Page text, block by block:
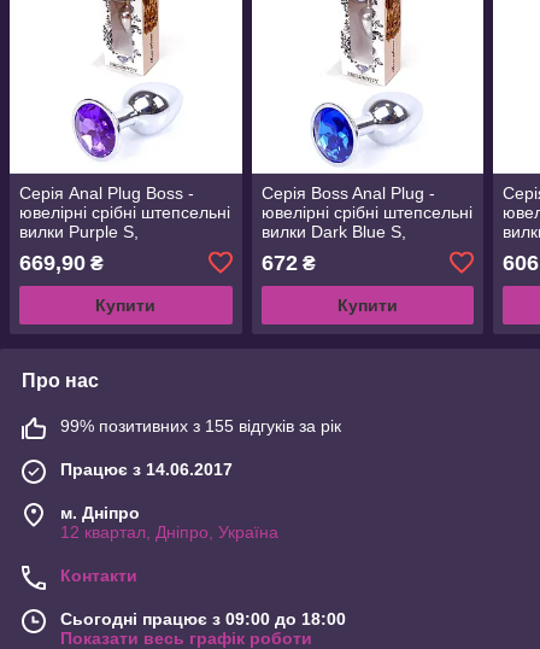
Серія Anal Plug Boss -
ювелірні срібні штепсельні
вилки Purple S,
669,90 ₴
Купити
Серія Boss Anal Plug -
ювелірні срібні штепсельні
вилки Dark Blue S,
672₴
Купити
Про нас
99% позитивних з 155 відгуків за рік
Працює з 14.06.2017
м. Дніпро
12 квартал, Дніпро, Україна
Контакти
Сьогодні працює з 09:00 до 18:00
Показати весь графік роботи